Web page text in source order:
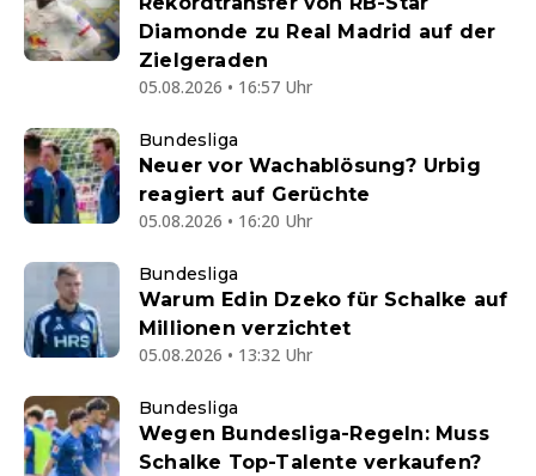
Diamonde zu Real Madrid auf der
Zielgeraden
05.08.2026 • 16:57 Uhr
Bundesliga
Neuer vor Wachablösung? Urbig
reagiert auf Gerüchte
05.08.2026 • 16:20 Uhr
Bundesliga
Warum Edin Dzeko für Schalke auf
Millionen verzichtet
05.08.2026 • 13:32 Uhr
Bundesliga
Wegen Bundesliga-Regeln: Muss
Schalke Top-Talente verkaufen?